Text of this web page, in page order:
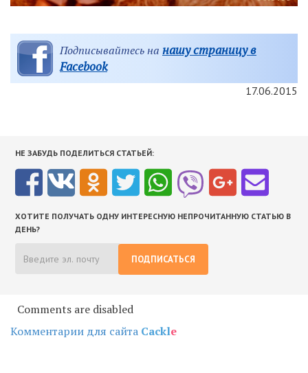
Подписывайтесь на нашу страницу в
Facebook
17.06.2015
НЕ ЗАБУДЬ ПОДЕЛИТЬСЯ СТАТЬЕЙ:
ХОТИТЕ ПОЛУЧАТЬ ОДНУ ИНТЕРЕСНУЮ НЕПРОЧИТАННУЮ СТАТЬЮ В
ДЕНЬ?
ПОДПИСАТЬСЯ
Comments are disabled
Комментарии для сайта Cackle